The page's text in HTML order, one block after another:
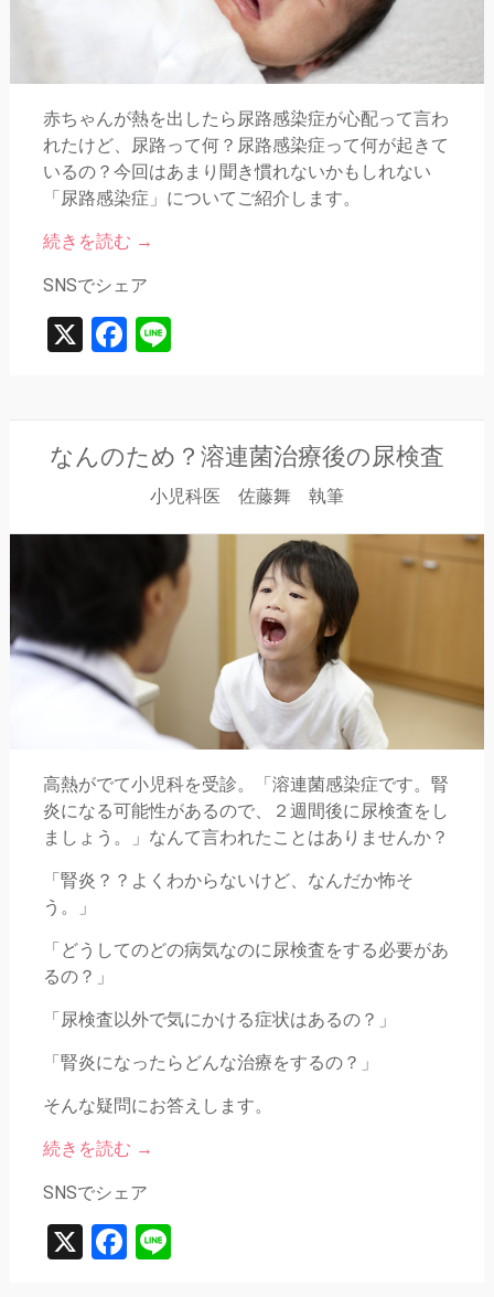
赤ちゃんが熱を出したら尿路感染症が心配って言わ
れたけど、尿路って何？尿路感染症って何が起きて
いるの？今回はあまり聞き慣れないかもしれない
「尿路感染症」についてご紹介します。
続きを読む →
SNSでシェア
X Facebook
なんのため？溶連菌治療後の尿検査
小児科医 佐藤舞 執筆
高熱がでて小児科を受診。「溶連菌感染症です。腎
炎になる可能性があるので、２週間後に尿検査をし
ましょう。」なんて言われたことはありませんか？
「腎炎？？よくわからないけど、なんだか怖そ
う。」
「どうしてのどの病気なのに尿検査をする必要があ
るの？」
「尿検査以外で気にかける症状はあるの？」
「腎炎になったらどんな治療をするの？」
そんな疑問にお答えします。
続きを読む →
SNSでシェア
X Facebook
Line